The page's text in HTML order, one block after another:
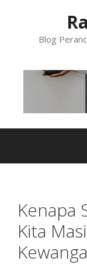
Blog
Kenapa
Kita